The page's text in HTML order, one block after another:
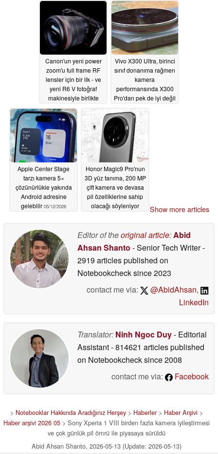
Canon'un yeni power
zoom'u full frame RF
lensler için bir ilk - ve
yeni R6 V fotoğraf
makinesiyle birlikte
geliyor05/14/2026
Vivo X300 Ultra, birinci
sınıf donanıma rağmen
kamera
performansında X300
Pro'dan pek de iyi değil
Apple Center Stage
tarzı kamera 5×
çözünürlükle yakında
Android adresine
gelebilir 05/12/2026
Honor Magic9 Pro'nun
3D yüz tanıma, 200 MP
çift kamera ve devasa
pil özelliklerine sahip
olacağı söyleniyor
Show more articles
Editor of theoriginal article:Abid
Ahsan Shanto - Senior Tech Writer-
2919 articles published on
Notebookchecksince 2023
contact me via:
@AbidAhsan,
LinkedIn
Translator: Ninh Ngoc Duy- Editorial
Assistant- 814621 articles published
on Notebookchecksince 2008
contact me via:
Facebook
> Notebooklar Hakkında Aradığınız Herşey > Haberler> Haber Arşivi >
Haber arşivi 2026 05 > Sony Xperia 1 VIII birden fazla kamera iyileştirmesi
ve çok günlük pil ömrü ile piyasaya sürüldü
Abid Ahsan Shanto, 2026-05-13 (Update: 2026-05-13)